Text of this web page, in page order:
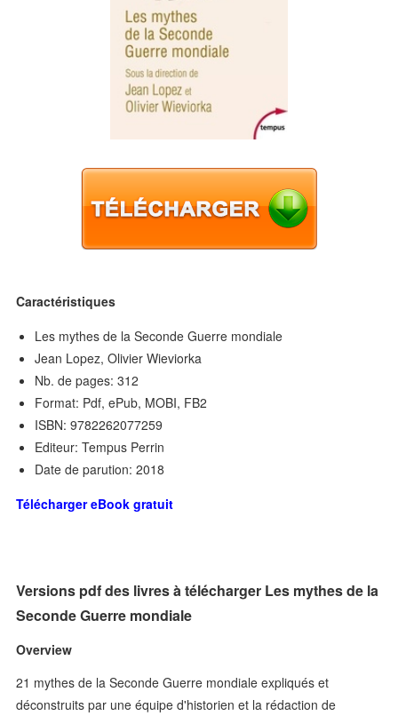
Caractéristiques
Les mythes de la Seconde Guerre mondiale
Jean Lopez, Olivier Wieviorka
Nb. de pages: 312
Format: Pdf, ePub, MOBI, FB2
ISBN: 9782262077259
Editeur: Tempus Perrin
Date de parution: 2018
Télécharger eBook gratuit
Versions pdf des livres à télécharger Les mythes de la
Seconde Guerre mondiale
Overview
21 mythes de la Seconde Guerre mondiale expliqués et
déconstruits par une équipe d'historien et la rédaction de